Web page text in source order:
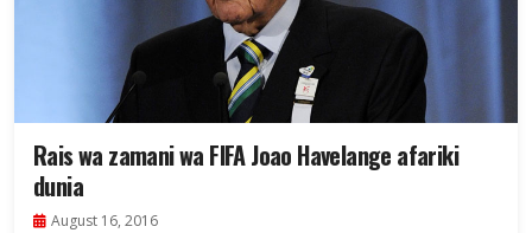
Rais wa zamani wa FIFA Joao Havelange afariki
dunia
August 16, 2016